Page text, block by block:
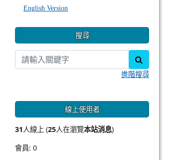
English Version
搜尋
進階搜尋
線上使用者
31人線上 (25人在瀏覽本站消息)
會員: 0